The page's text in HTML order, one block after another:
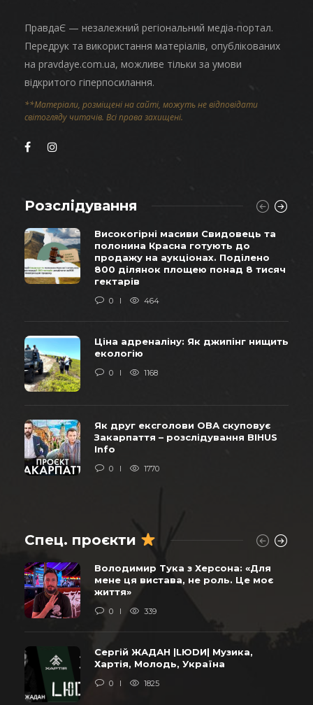
ПравдаЄ — незалежний регіональний медіа-портал.
Передрук та використання матеріалів, опублікованих
на pravdaye.com.ua, можливе тільки за умови
відкритого гіперпосилання.
**Матеріали, розміщені на сайті, можуть не відповідати
світогляду читачів. Всі права захищені.
Розслідування
Високогірні масиви Свидовець та
полонина Красна готують до
продажу на аукціонах. Поділено
800 ділянок площею понад 8 тисяч
гектарів
0 464
Ціна адреналіну: Як джипінг нищить
екологію
0 1168
Як друг ексголови ОВА скуповує
Закарпаття – розслідування BIHUS
Info
0 1770
Спец. проєкти
Володимир Тука з Херсона: «Для
мене ця вистава, не роль. Це моє
життя»
0 339
Сергій ЖАДАН |LЮDИ| Музика,
Хартія, Молодь, Україна
0 1825